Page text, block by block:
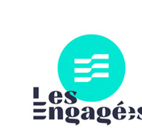
contenu